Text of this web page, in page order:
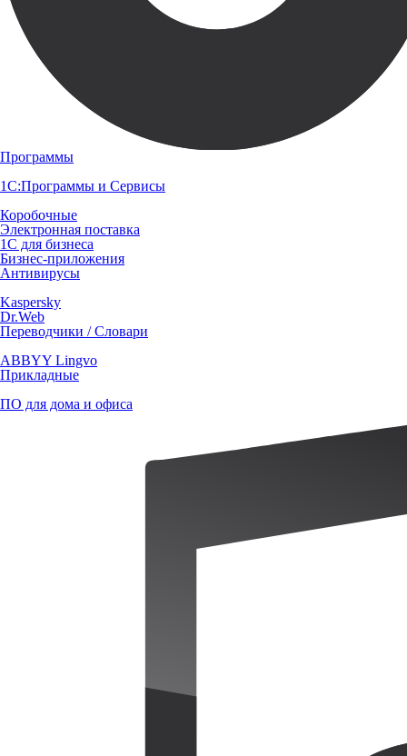
Программы
1С:Программы и Сервисы
Коробочные
Электронная поставка
1С для бизнеса
Бизнес-приложения
Антивирусы
Kaspersky
Dr.Web
Переводчики / Словари
ABBYY Lingvo
Прикладные
ПО для дома и офиса